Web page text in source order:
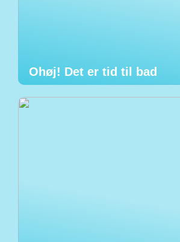
Ohøj! Det er tid til bad